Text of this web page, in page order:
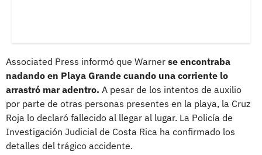
Associated Press informó que Warner se encontraba
nadando en Playa Grande cuando una corriente lo
arrastró mar adentro. A pesar de los intentos de auxilio
por parte de otras personas presentes en la playa, la Cruz
Roja lo declaró fallecido al llegar al lugar. La Policía de
Investigación Judicial de Costa Rica ha confirmado los
detalles del trágico accidente.